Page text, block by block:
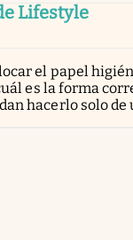
Lifestyle
el papel
es la forma
hacerlo solo de